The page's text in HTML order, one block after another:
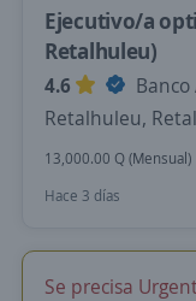
Ejecutivo/a
Retalhuleu)
4.6
Retalhuleu,
13,000.00 Q (Mensual)
Hace 3 días
Se precisa